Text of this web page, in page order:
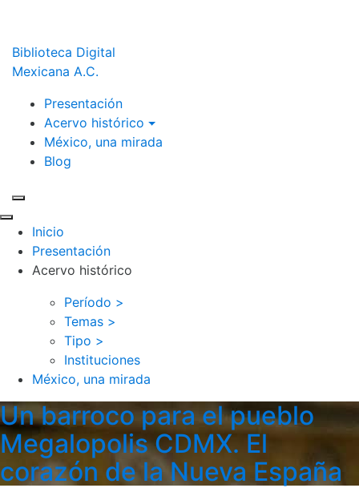
Biblioteca Digital
Mexicana A.C.
Presentación
Acervo histórico
México, una mirada
Blog
Inicio
Presentación
Acervo histórico
Período >
Temas >
Tipo >
Instituciones
México, una mirada
Un barroco para el pueblo
Megalopolis CDMX. El
corazón de la Nueva España